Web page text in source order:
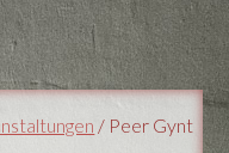
/ Peer Gynt